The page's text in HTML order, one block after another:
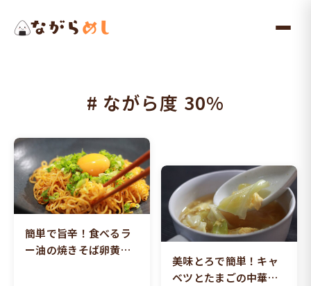
# ながら度 30%
簡単で旨辛！食べるラ
ー油の焼きそば卵黄の
美味とろで簡単！キャ
ベツとたまごの中華ス